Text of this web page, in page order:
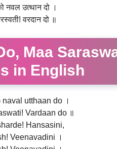
नवल उत्थान दो ।
वरदान दो ॥
Maa
in English
naval utthaan do ।
Vardaan do ॥
Hansasini,
Veenavadini ।